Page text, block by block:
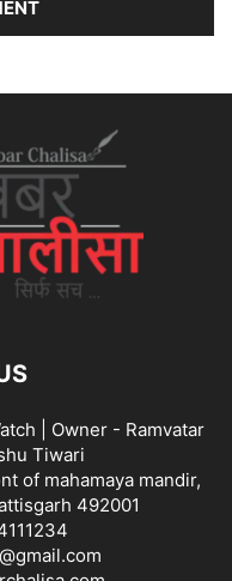
| Owner - Ramvatar
Tiwari
of mahamaya mandir,
492001